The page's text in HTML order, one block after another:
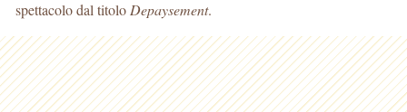
spettacolo dal titolo Depaysement.